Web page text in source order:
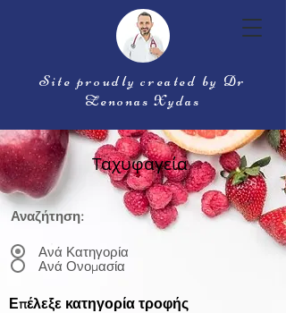
Site proudly created by Dr
Zenonas Xydas
Ταχυφαγεία
Αναζήτηση:
Ανά Κατηγορία
Ανά Ονομασία
Επέλεξε κατηγορία τροφής